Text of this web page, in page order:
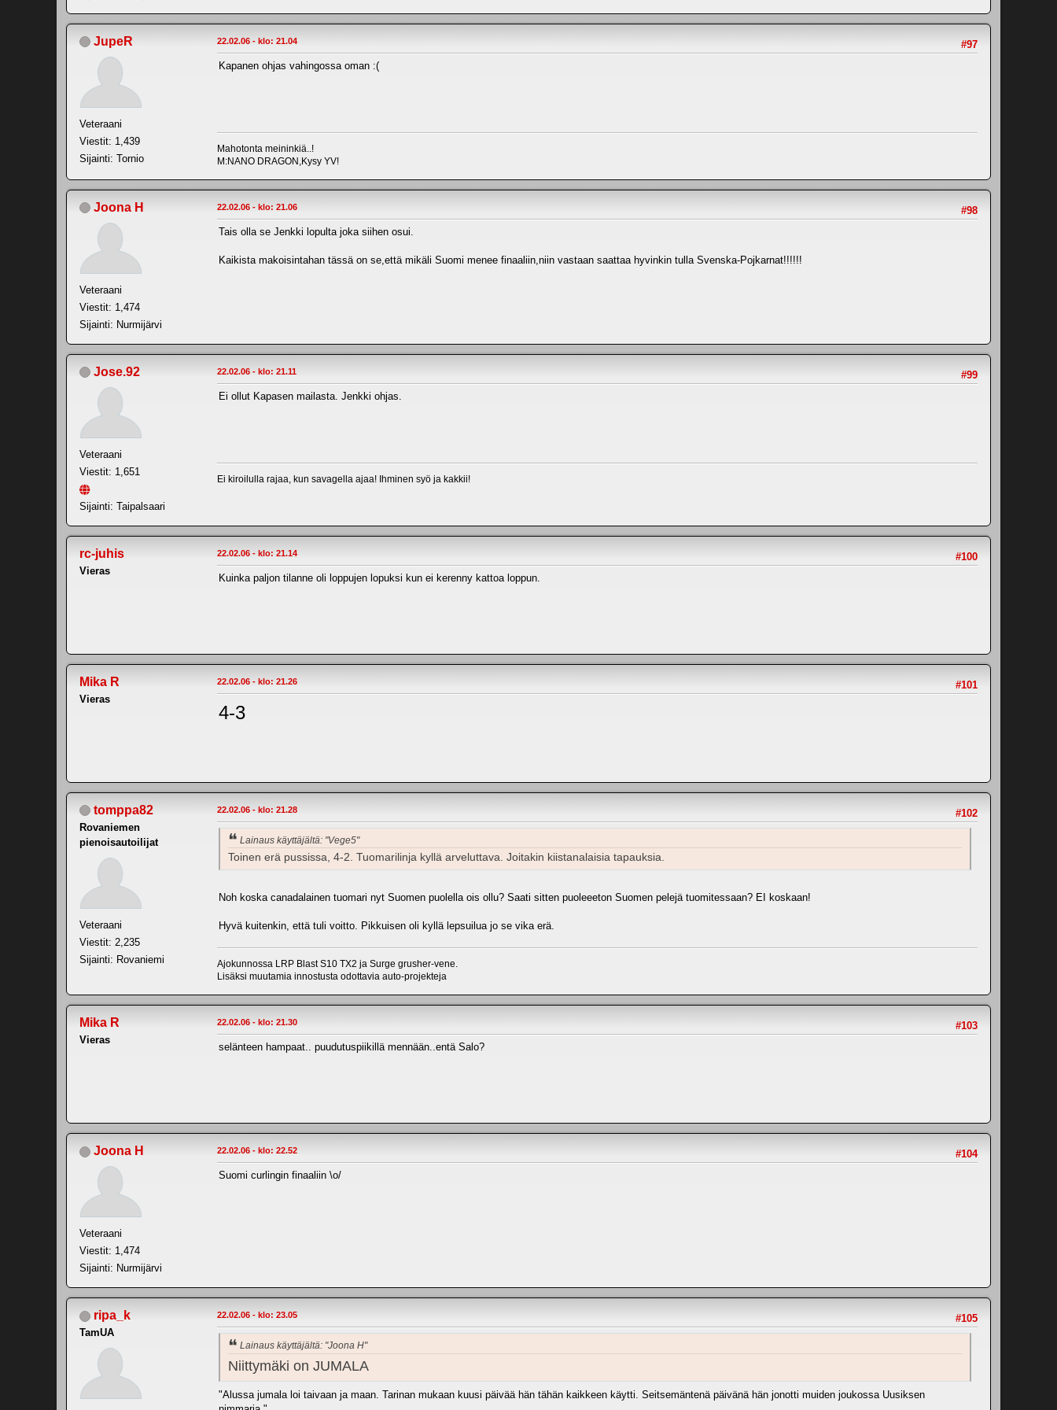
JupeR
Veteraani
Viestit: 1,439
Sijainti: Tornio
#97
22.02.06 - klo: 21.04
Kapanen ohjas vahingossa oman :(
Mahotonta meininkiä..!
M:NANO DRAGON,Kysy YV!
Joona H
Veteraani
Viestit: 1,474
Sijainti: Nurmijärvi
#98
22.02.06 - klo: 21.06
Tais olla se Jenkki lopulta joka siihen osui.
Kaikista makoisintahan tässä on se,että mikäli Suomi menee finaaliin,niin vastaan saattaa hyvinkin tulla Svenska-Pojkarnat!!!!!!
Jose.92
Veteraani
Viestit: 1,651
Sijainti: Taipalsaari
#99
22.02.06 - klo: 21.11
Ei ollut Kapasen mailasta. Jenkki ohjas.
Ei kiroilulla rajaa, kun savagella ajaa! Ihminen syö ja kakkii!
rc-juhis
Vieras
#100
22.02.06 - klo: 21.14
Kuinka paljon tilanne oli loppujen lopuksi kun ei kerenny kattoa loppun.
Mika R
Vieras
#101
22.02.06 - klo: 21.26
4-3
tomppa82
Rovaniemen
pienoisautoilijat
Veteraani
Viestit: 2,235
Sijainti: Rovaniemi
#102
22.02.06 - klo: 21.28
Lainaus käyttäjältä: "Vege5"
Toinen erä pussissa, 4-2. Tuomarilinja kyllä arveluttava. Joitakin kiistanalaisia tapauksia.
Noh koska canadalainen tuomari nyt Suomen puolella ois ollu? Saati sitten puoleeeton Suomen pelejä tuomitessaan? EI koskaan!
Hyvä kuitenkin, että tuli voitto. Pikkuisen oli kyllä lepsuilua jo se vika erä.
Ajokunnossa LRP Blast S10 TX2 ja Surge grusher-vene.
Lisäksi muutamia innostusta odottavia auto-projekteja
Mika R
Vieras
#103
22.02.06 - klo: 21.30
selänteen hampaat.. puudutuspiikillä mennään..entä Salo?
Joona H
Veteraani
Viestit: 1,474
Sijainti: Nurmijärvi
#104
22.02.06 - klo: 22.52
Suomi curlingin finaaliin \o/
ripa_k
TamUA
#105
22.02.06 - klo: 23.05
Lainaus käyttäjältä: "Joona H"
Niittymäki on JUMALA
"Alussa jumala loi taivaan ja maan. Tarinan mukaan kuusi päivää hän tähän kaikkeen käytti. Seitsemäntenä päivänä hän jonotti muiden joukossa Uusiksen